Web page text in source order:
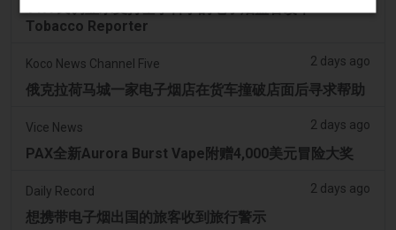
Tobacco Reporter
Koco News Channel Five 2 days ago
俄克拉荷马城一家电子烟店在货车撞破店面后寻求帮助
Vice News 2 days ago
PAX全新Aurora Burst Vape附赠4,000美元冒险大奖
Daily Record 2 days ago
想携带电子烟出国的旅客收到旅行警示